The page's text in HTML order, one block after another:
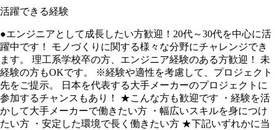
活躍できる経験
●エンジニアとして成長したい方歓迎！20代～30代を中心に活
躍中です！ モノづくりに関する様々な分野にチャレンジでき
ます。 理工系学校卒の方、エンジニア経験のある方歓迎！ 未
経験の方もOKです。 ※経験や適性を考慮して、プロジェクト
先をご提示。 日本を代表する大手メーカーのプロジェクトに
参加するチャンスもあり！ ★こんな方も歓迎です ・経験を活
かして大手メーカーで働きたい方 ・幅広いスキルを身につけ
たい方 ・安定した環境で長く働きたい方 ★下記いずれかに当